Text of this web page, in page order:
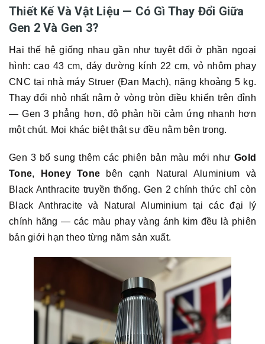
Thiết Kế Và Vật Liệu — Có Gì Thay Đổi Giữa
Gen 2 Và Gen 3?
Hai thế hệ giống nhau gần như tuyệt đối ở phần ngoại
hình: cao 43 cm, đáy đường kính 22 cm, vỏ nhôm phay
CNC tại nhà máy Struer (Đan Mạch), nặng khoảng 5 kg.
Thay đổi nhỏ nhất nằm ở vòng tròn điều khiển trên đỉnh
— Gen 3 phẳng hơn, độ phản hồi cảm ứng nhanh hơn
một chút. Mọi khác biệt thật sự đều nằm bên trong.
Gen 3 bổ sung thêm các phiên bản màu mới như Gold
Tone, Honey Tone bên cạnh Natural Aluminium và
Black Anthracite truyền thống. Gen 2 chính thức chỉ còn
Black Anthracite và Natural Aluminium tại các đại lý
chính hãng — các màu phay vàng ánh kim đều là phiên
bản giới hạn theo từng năm sản xuất.